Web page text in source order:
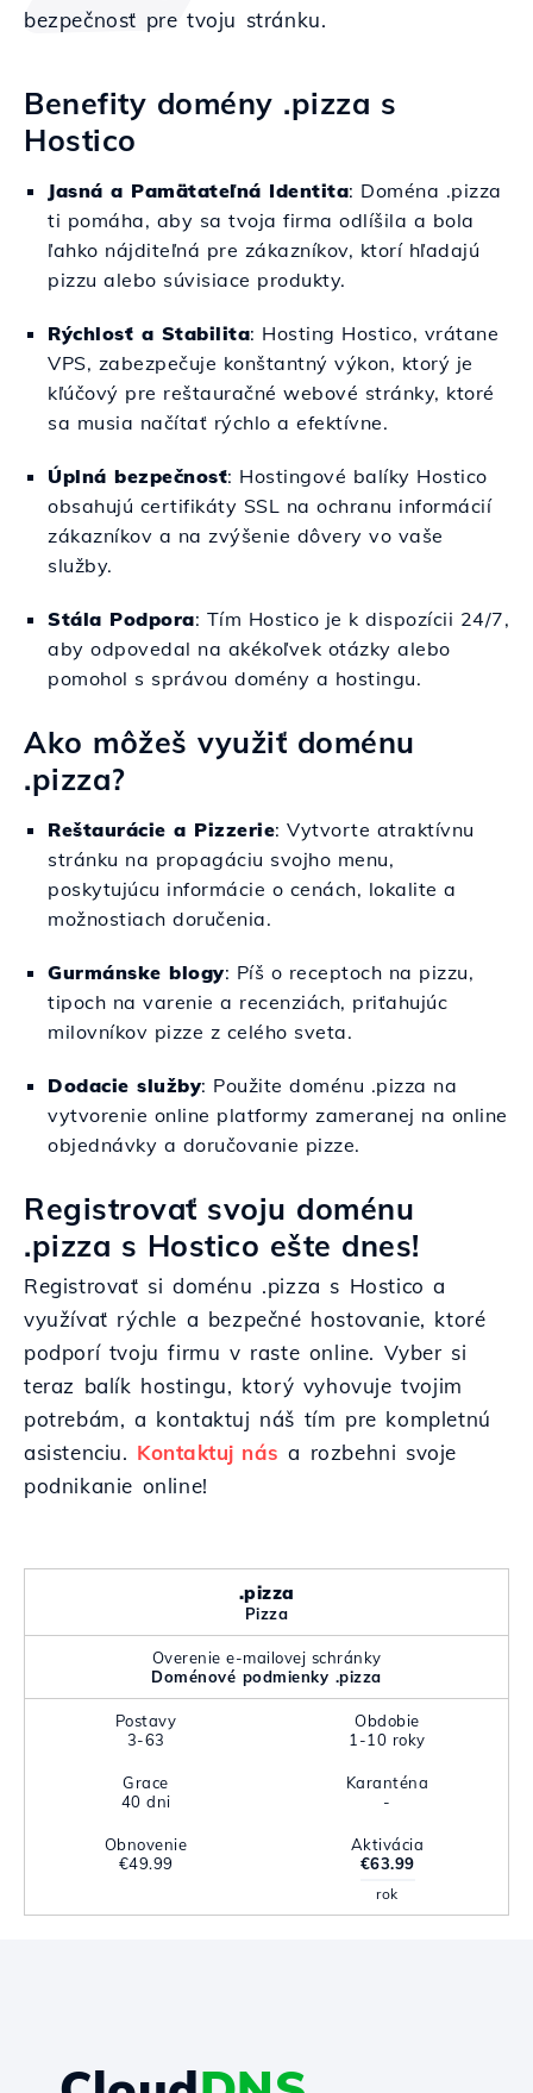
bezpečnosť pre tvoju stránku.
Benefity domény .pizza s
Hostico
Jasná a Pamätateľná Identita: Doména .pizza
ti pomáha, aby sa tvoja firma odlíšila a bola
ľahko nájditeľná pre zákazníkov, ktorí hľadajú
pizzu alebo súvisiace produkty.
Rýchlosť a Stabilita: Hosting Hostico, vrátane
VPS, zabezpečuje konštantný výkon, ktorý je
kľúčový pre reštauračné webové stránky, ktoré
sa musia načítať rýchlo a efektívne.
Úplná bezpečnosť: Hostingové balíky Hostico
obsahujú certifikáty SSL na ochranu informácií
zákazníkov a na zvýšenie dôvery vo vaše
služby.
Stála Podpora: Tím Hostico je k dispozícii 24/7,
aby odpovedal na akékoľvek otázky alebo
pomohol s správou domény a hostingu.
Ako môžeš využiť doménu
.pizza?
Reštaurácie a Pizzerie: Vytvorte atraktívnu
stránku na propagáciu svojho menu,
poskytujúcu informácie o cenách, lokalite a
možnostiach doručenia.
Gurmánske blogy: Píš o receptoch na pizzu,
tipoch na varenie a recenziách, priťahujúc
milovníkov pizze z celého sveta.
Dodacie služby: Použite doménu .pizza na
vytvorenie online platformy zameranej na online
objednávky a doručovanie pizze.
Registrovať svoju doménu
.pizza s Hostico ešte dnes!
Registrovať si doménu .pizza s Hostico a
využívať rýchle a bezpečné hostovanie, ktoré
podporí tvoju firmu v raste online. Vyber si
teraz balík hostingu, ktorý vyhovuje tvojim
potrebám, a kontaktuj náš tím pre kompletnú
asistenciu. Kontaktuj nás a rozbehni svoje
podnikanie online!
.pizza
Pizza
Overenie e-mailovej schránky
Doménové podmienky .pizza
Postavy
3-63
Obdobie
1-10 roky
Grace
40 dni
Karanténa
-
Obnovenie
€49.99
Aktivácia
€63.99
rok